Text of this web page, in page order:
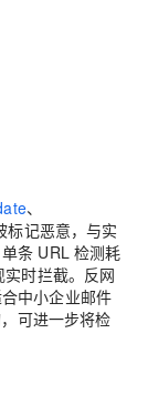
、
标记恶意，与实
条 URL 检测耗
时拦截。反网
中小企业邮件
可进一步将检